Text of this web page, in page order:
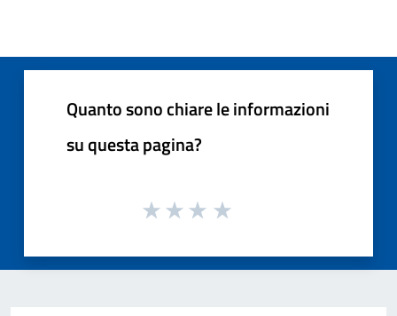
Quanto sono chiare le informazioni
su questa pagina?